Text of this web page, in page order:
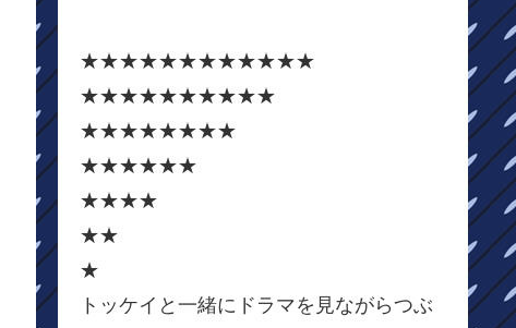
★★★★★★★★★★★★
★★★★★★★★★★
★★★★★★★★
★★★★★★
★★★★
★★
★
トッケイと一緒にドラマを見ながらつぶ